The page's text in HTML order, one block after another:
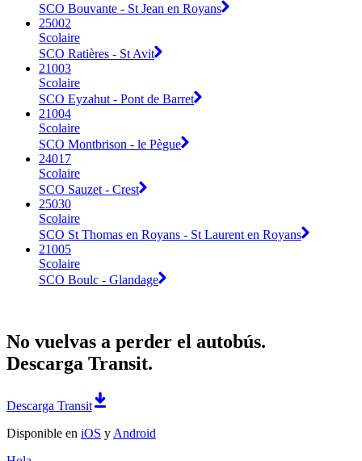
SCO Bouvante - St Jean en Royans
25002
Scolaire
SCO Ratières - St Avit
21003
Scolaire
SCO Eyzahut - Pont de Barret
21004
Scolaire
SCO Montbrison - le Pègue
24017
Scolaire
SCO Sauzet - Crest
25030
Scolaire
SCO St Thomas en Royans - St Laurent en Royans
21005
Scolaire
SCO Boulc - Glandage
No vuelvas a perder el autobús.
Descarga Transit.
Descarga Transit
Disponible en iOS y Android